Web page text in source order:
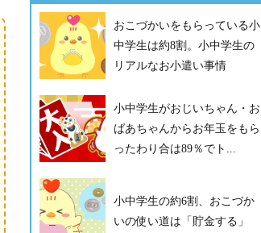
おこづかいをもらっている小
中学生は約8割。小中学生の
リアルなお小遣い事情
小中学生がおじいちゃん・お
ばあちゃんからお年玉をもら
ったわり合は89％でト...
小中学生の約6割、おこづか
いの使い道は「貯金する」